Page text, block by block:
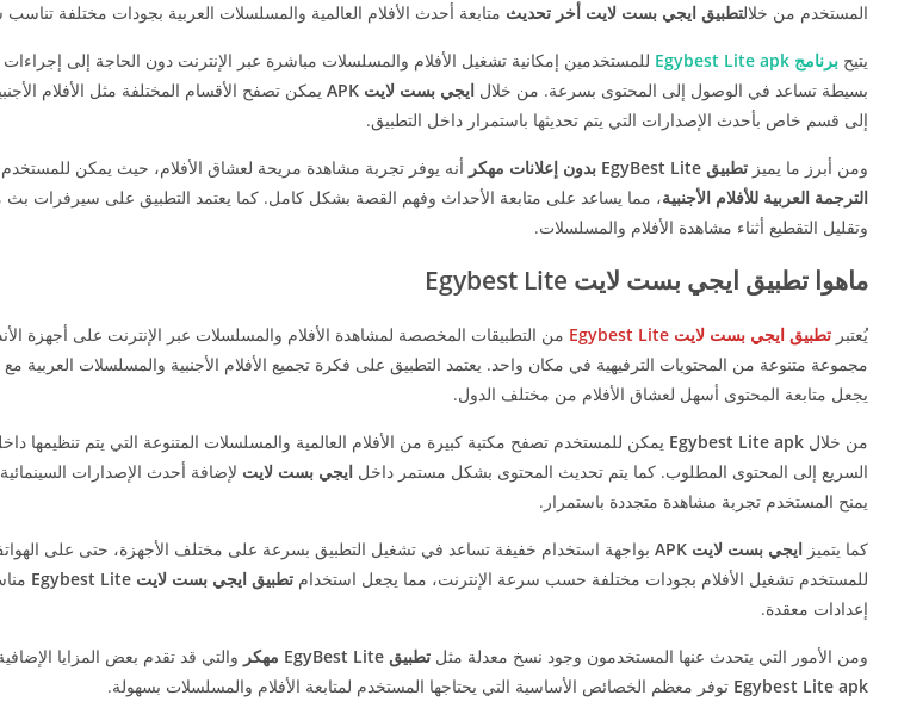
المستخدم من خلالتطبيق ايجي بست لايت أخر تحديث متابعة أحدث الأفلام العالمية والمسلسلات العربية بجودات مختلفة
يتيح برنامج Egybest Lite apk للمستخدمين إمكانية تشغيل الأفلام والمسلسلات مباشرة عبر الإنترنت دون الحاجة إلى
بسيطة تساعد في الوصول إلى المحتوى بسرعة. من خلال ايجي بست لايت APK
يمكن تصفح الأقسام المختلفة مثل الأفلام
إلى قسم خاص بأحدث الإصدارات التي يتم تحديثها باستمرار داخل التطبيق.
ومن أبرز ما يميز تطبيق EgyBest Lite بدون إعلانات مهكر
أنه يوفر تجربة مشاهدة مريحة لعشاق الأفلام، حيث يمكن
الترجمة العربية للأفلام الأجنبية، مما يساعد على متابعة الأحداث وفهم القصة بشكل كامل. كما يعتمد التطبيق على سيرفرات بث
وتقليل التقطيع أثناء مشاهدة الأفلام والمسلسلات.
ماهوا تطبيق ايجي بست لايت Egybest Lite
يُعتبر تطبيق ايجي بست لايت Egybest Lite
من التطبيقات المخصصة لمشاهدة الأفلام والمسلسلات عبر الإنترنت على أجهزة
مجموعة متنوعة من المحتويات الترفيهية في مكان واحد. يعتمد التطبيق على فكرة تجميع الأفلام الأجنبية والمسلسلات العربية مع
يجعل متابعة المحتوى أسهل لعشاق الأفلام من مختلف الدول.
من خلال Egybest Lite apk يمكن للمستخدم تصفح مكتبة كبيرة من الأفلام العالمية والمسلسلات المتنوعة التي يتم
السريع إلى المحتوى المطلوب. كما يتم تحديث المحتوى بشكل مستمر داخل ايجي بست لايت لإضافة أحدث الإصدارات
يمنح المستخدم تجربة مشاهدة متجددة باستمرار.
كما يتميز ايجي بست لايت APK
بواجهة استخدام خفيفة تساعد في تشغيل التطبيق بسرعة على مختلف الأجهزة، حتى على
للمستخدم تشغيل الأفلام بجودات مختلفة حسب سرعة الإنترنت، مما يجعل استخدام تطبيق ايجي بست لايت Egybest Lite
إعدادات معقدة.
ومن الأمور التي يتحدث عنها المستخدمون وجود نسخ معدلة مثل تطبيق EgyBest Lite مهكر
والتي قد تقدم بعض المزايا
Egybest Lite apk توفر معظم الخصائص الأساسية التي يحتاجها المستخدم لمتابعة الأفلام والمسلسلات بسهولة.